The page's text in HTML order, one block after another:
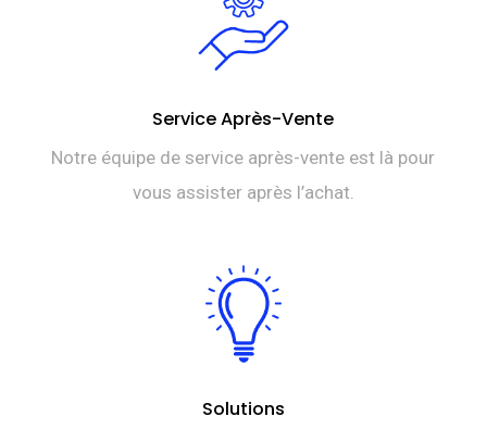
Service Après-Vente
Notre équipe de service après-vente est là pour
vous assister après l’achat.
Solutions